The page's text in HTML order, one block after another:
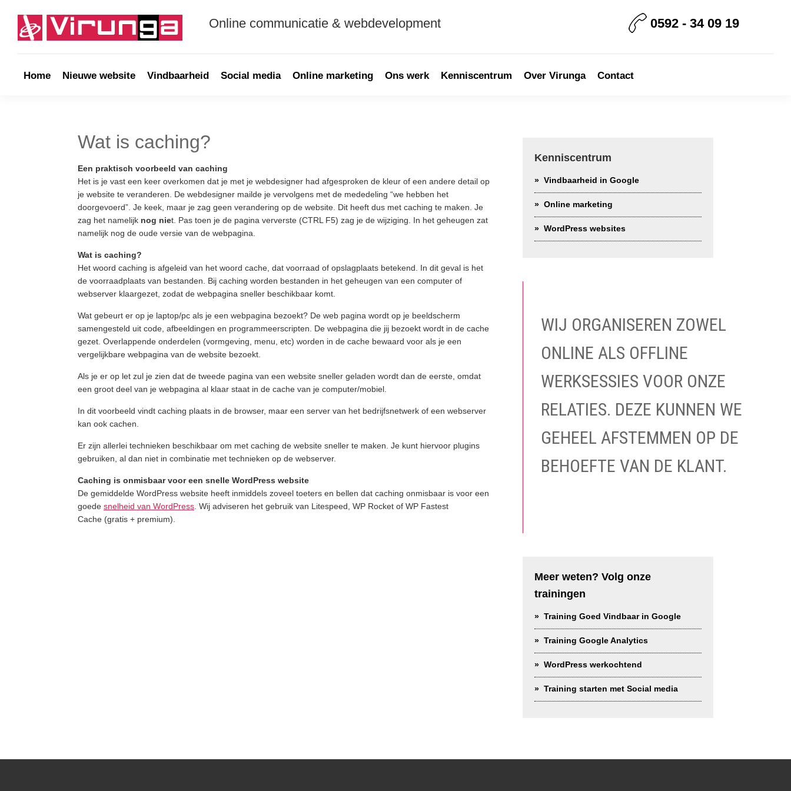
primary
primary
footer
Online communicatie & webdevelopment 0592 - 34 09 19
Home Nieuwe website Vindbaarheid Social media Online marketing Ons werk Kenniscentrum Over Virunga Contact
Wat is caching?
Een praktisch voorbeeld van caching
Het is je vast een keer overkomen dat je met je webdesigner had afgesproken de kleur of een andere detail op
je website te veranderen. De webdesigner mailde je vervolgens met de mededeling “we hebben het
doorgevoerd”. Je keek, maar je zag geen verandering op de website. Dit heeft dus met caching te maken. Je
zag het namelijk nog niet. Pas toen je de pagina ververste (CTRL F5) zag je de wijziging. In het geheugen zat
namelijk nog de oude versie van de webpagina.
Wat is caching?
Het woord caching is afgeleid van het woord cache, dat voorraad of opslagplaats betekend. In dit geval is het
de voorraadplaats van bestanden. Bij caching worden bestanden in het geheugen van een computer of
webserver klaargezet, zodat de webpagina sneller beschikbaar komt.
Wat gebeurt er op je laptop/pc als je een webpagina bezoekt? De web pagina wordt op je beeldscherm
samengesteld uit code, afbeeldingen en programmeerscripten. De webpagina die jij bezoekt wordt in de cache
gezet. Overlappende onderdelen (vormgeving, menu, etc) worden in de cache bewaard voor als je een
vergelijkbare webpagina van de website bezoekt.
Als je er op let zul je zien dat de tweede pagina van een website sneller geladen wordt dan de eerste, omdat
een groot deel van je webpagina al klaar staat in de cache van je computer/mobiel.
In dit voorbeeld vindt caching plaats in de browser, maar een server van het bedrijfsnetwerk of een webserver
kan ook cachen.
Er zijn allerlei technieken beschikbaar om met caching de website sneller te maken. Je kunt hiervoor plugins
gebruiken, al dan niet in combinatie met technieken op de webserver.
Caching is onmisbaar voor een snelle WordPress website
De gemiddelde WordPress website heeft inmiddels zoveel toeters en bellen dat caching onmisbaar is voor een
goede snelheid van WordPress . Wij adviseren het gebruik van Litespeed, WP Rocket of WP Fastest
Cache (gratis + premium).
Sidebar
Kenniscentrum
Vindbaarheid in Google
Online marketing
WordPress websites
WIJ ORGANISEREN ZOWEL
ONLINE ALS OFFLINE
WERKSESSIES VOOR ONZE
RELATIES. DEZE KUNNEN WE
GEHEEL AFSTEMMEN OP DE
BEHOEFTE VAN DE KLANT.
Meer weten? Volg onze
trainingen
Training Goed Vindbaar in Google
Training Google Analytics
WordPress werkochtend
Training starten met Social media